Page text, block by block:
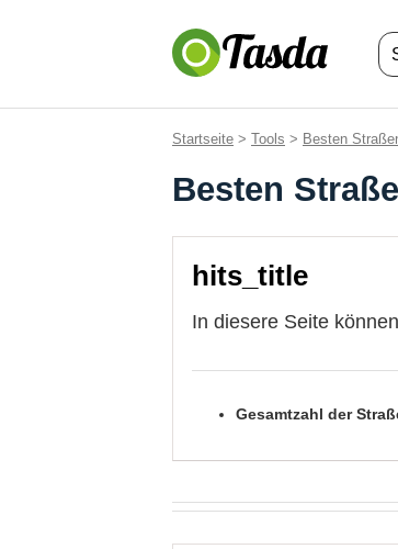
Startseite > Tools > Besten
Besten
hits_title
In diesere Seite
Gesamtzahl der